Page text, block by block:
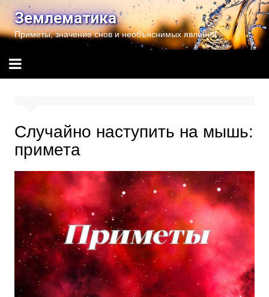
Перейти
содержимому
Землематика
Приметы, значение снов и необъяснимых явлений
Случайно наступить на мышь:
примета